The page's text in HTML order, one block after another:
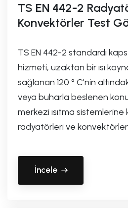
TS EN 442-2
Konvektörler Test
TS EN 442-2 standardı
hizmeti, uzaktan bir ısı
sağlanan 120 ° C'nin
veya buharla beslenen
merkezi ısıtma
radyatörleri ve
İncele